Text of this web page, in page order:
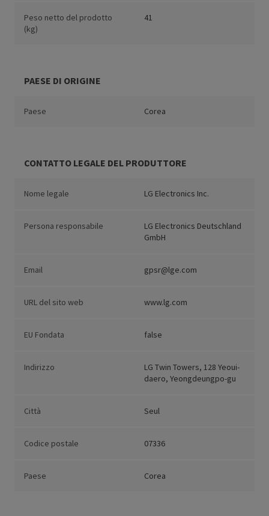
Peso netto del prodotto
(kg)
41
PAESE DI ORIGINE
Paese Corea
CONTATTO LEGALE DEL PRODUTTORE
Nome legale LG Electronics Inc.
Persona responsabile
LG Electronics Deutschland
GmbH
Email gpsr@lge.com
URL del sito web www.lg.com
EU Fondata false
Indirizzo
LG Twin Towers, 128 Yeoui-
daero, Yeongdeungpo-gu
Città Seul
Codice postale 07336
Paese Corea